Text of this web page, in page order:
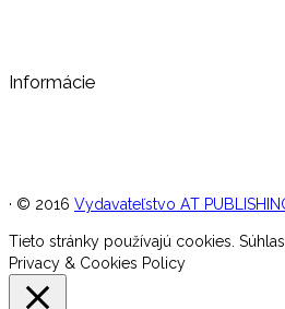
Informácie
· © 2016 Vydavateľstvo AT
Tieto stránky používajú cookies.
Privacy & Cookies Policy